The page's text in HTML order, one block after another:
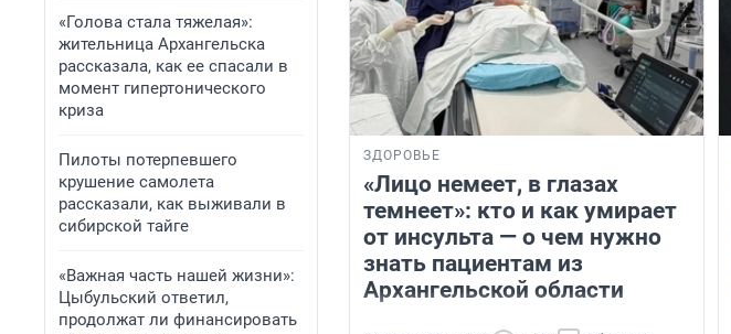
«Голова стала тяжелая»:
жительница Архангельска
рассказала, как ее спасали в
момент гипертонического
криза
Пилоты потерпевшего
крушение самолета
рассказали, как выживали в
сибирской тайге
«Важная часть нашей жизни»:
Цыбульский ответил,
продолжат ли финансировать
ЗДОРОВЬЕ
«Лицо немеет, в глазах
темнеет»: кто и как умирает
от инсульта — о чем нужно
знать пациентам из
Архангельской области